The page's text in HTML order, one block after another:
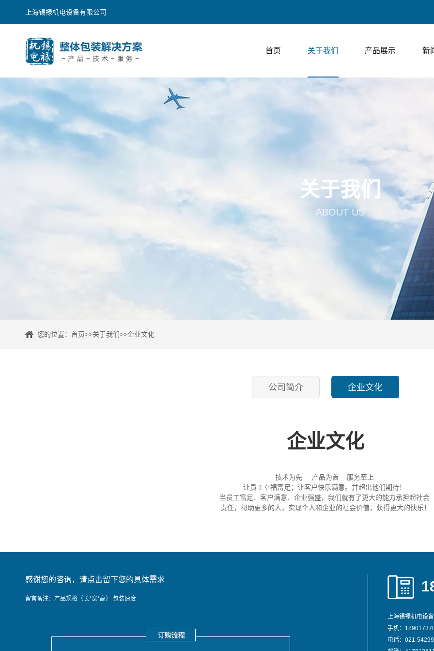
上海锡䘵机电设备有限公司
首页 关于我们 产品展示 新
关于我们
ABOUT US
您的位置： 首页>>关于我们>>企业文化
公司简介 企业文化
企业文化
技术为先 产品为首 服务至上
让员工幸福富足；让客户快乐满意。并超出他们期待！
当员工富足、客户满意、企业强盛，我们就有了更大的能力承担起社会
责任，帮助更多的人，实现个人和企业的社会价值，获得更大的快乐！
感谢您的咨询，请点击留下您的具体需求
留言备注：产品规格（长*宽*高） 包装速度
上海锡䘵机电设
手机：
电话：021-